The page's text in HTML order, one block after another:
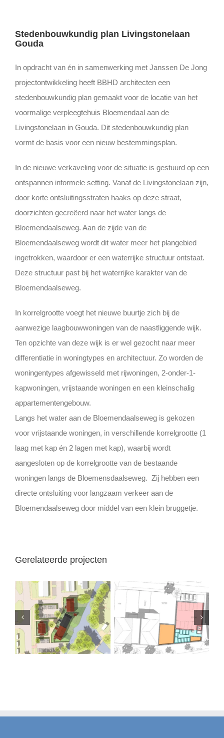
Stedenbouwkundig plan Livingstonelaan
Gouda
In opdracht van én in samenwerking met Janssen De Jong
projectontwikkeling heeft BBHD architecten een
stedenbouwkundig plan gemaakt voor de locatie van het
voormalige verpleegtehuis Bloemendaal aan de
Livingstonelaan in Gouda. Dit stedenbouwkundig plan
vormt de basis voor een nieuw bestemmingsplan.
In de nieuwe verkaveling voor de situatie is gestuurd op een
ontspannen informele setting. Vanaf de Livingstonelaan zijn,
door korte ontsluitingsstraten haaks op deze straat,
doorzichten gecreëerd naar het water langs de
Bloemendaalseweg. Aan de zijde van de
Bloemendaalseweg wordt dit water meer het plangebied
ingetrokken, waardoor er een waterrijke structuur ontstaat.
Deze structuur past bij het waterrijke karakter van de
Bloemendaalseweg.
In korrelgrootte voegt het nieuwe buurtje zich bij de
aanwezige laagbouwwoningen van de naastliggende wijk.
Ten opzichte van deze wijk is er wel gezocht naar meer
differentiatie in woningtypes en architectuur. Zo worden de
woningentypes afgewisseld met rijwoningen, 2-onder-1-
kapwoningen, vrijstaande woningen en een kleinschalig
appartementengebouw.
Langs het water aan de Bloemendaalseweg is gekozen
voor vrijstaande woningen, in verschillende korrelgrootte (1
laag met kap én 2 lagen met kap), waarbij wordt
aangesloten op de korrelgrootte van de bestaande
woningen langs de Bloemensdaalseweg. Zij hebben een
directe ontsluiting voor langzaam verkeer aan de
Bloemendaalseweg door middel van een klein bruggetje.
Gerelateerde projecten